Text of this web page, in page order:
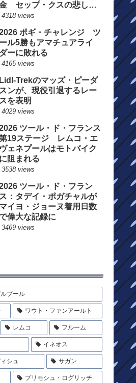
セップ・クスの悲しい
一日
4318 views
ポギ・チャレンジ ツ
ール5勝もアマチュアライ
ダーに敗れる
4165 views
Lidl-Trekのマッズ・ピーダ
スンが、現役引退するレー
スを表明
4029 views
ツール・ド・フランス
19ステージ レムコ・エ
ヴェネプールはモトバイク
に阻まれる
3538 views
ツール・ド・フラン
ス：タデイ・ポガチャルが
マイヨ・ジョーヌ着用日数
偉大な記録に
3469 views
プール
ワウト・ファンアールト
レムコ フルーム
イネオス
シュ サガン
プリモシュ・ログリッチ